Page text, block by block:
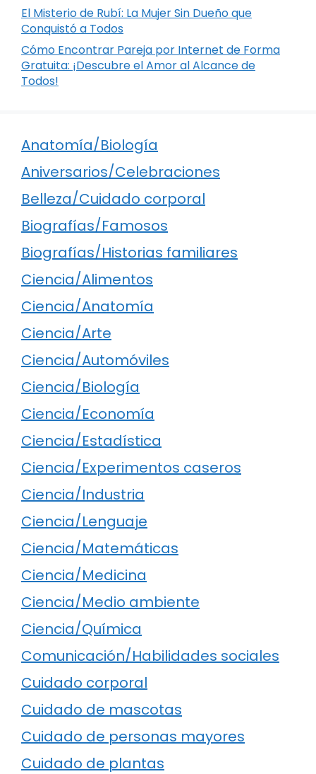
El Misterio de Rubí: La Mujer Sin Dueño que
Conquistó a Todos
Cómo Encontrar Pareja por Internet de Forma
Gratuita: ¡Descubre el Amor al Alcance de
Todos!
Anatomía/Biología
Aniversarios/Celebraciones
Belleza/Cuidado corporal
Biografías/Famosos
Biografías/Historias familiares
Ciencia/Alimentos
Ciencia/Anatomía
Ciencia/Arte
Ciencia/Automóviles
Ciencia/Biología
Ciencia/Economía
Ciencia/Estadística
Ciencia/Experimentos caseros
Ciencia/Industria
Ciencia/Lenguaje
Ciencia/Matemáticas
Ciencia/Medicina
Ciencia/Medio ambiente
Ciencia/Química
Comunicación/Habilidades sociales
Cuidado corporal
Cuidado de mascotas
Cuidado de personas mayores
Cuidado de plantas